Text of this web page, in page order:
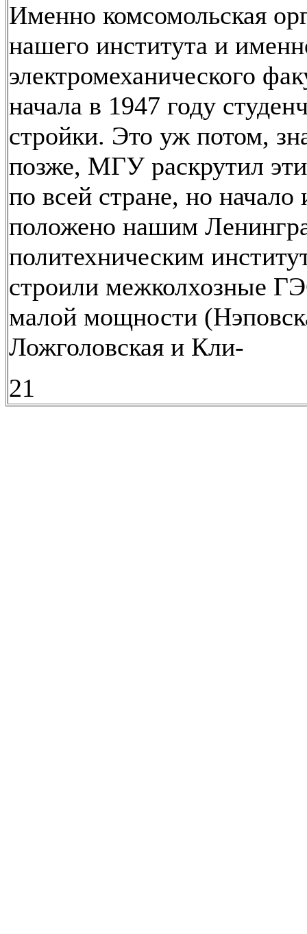
Именно комсомольская
нашего института и
электромеханического
начала в 1947 году
стройки. Это уж потом,
позже, МГУ раскрутил
по всей стране, но
положено нашим
политехническим
строили межколхозные
малой мощности
Ложголовская и Кли-
21